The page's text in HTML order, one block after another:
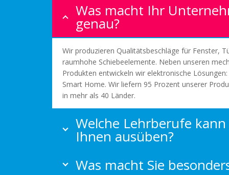
Was macht Ihr
genau?
Wir produzieren Qualitätsbeschläge für Fenster,
raumhohe Schiebeelemente. Neben unseren
Produkten entwickeln wir elektronische
Smart Home. Wir liefern 95 Prozent unserer
in mehr als 40 Länder.
Welche Lehrberufe
Ihnen ausüben?
Was macht Sie